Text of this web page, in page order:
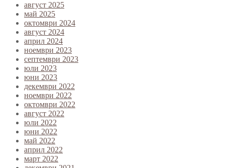
август 2025
май 2025
октомври 2024
август 2024
април 2024
ноември 2023
септември 2023
юли 2023
юни 2023
декември 2022
ноември 2022
октомври 2022
август 2022
юли 2022
юни 2022
май 2022
април 2022
март 2022